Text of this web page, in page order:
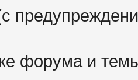
форума и